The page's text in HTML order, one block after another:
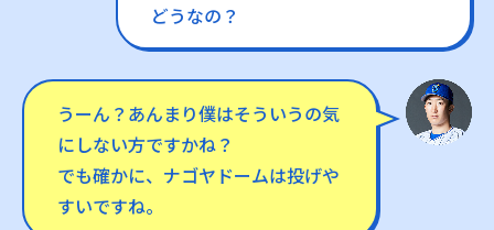
どうなの？
うーん？あんまり僕はそういうの気
にしない方ですかね？
でも確かに、ナゴヤドームは投げや
すいですね。